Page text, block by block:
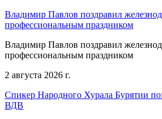
Владимир Павлов поздравил
профессиональным праздником
Владимир Павлов поздравил
профессиональным праздником
2 августа 2026 г.
Спикер Народного Хурала Бурятии
ВДВ